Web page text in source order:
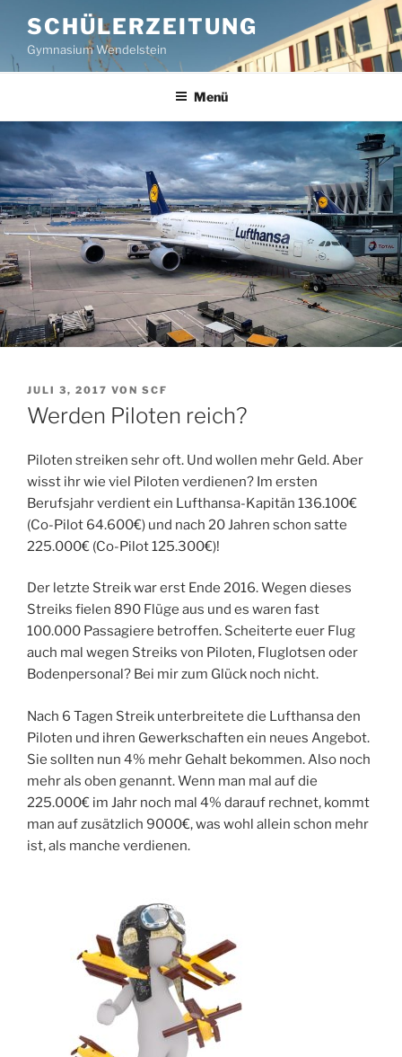
Inhalt
springen
SCHÜLERZEITUNG
Gymnasium Wendelstein
Menü
VERÖFFENTLICHT
AM
JULI 3, 2017 VON SCF
Werden Piloten reich?
Piloten streiken sehr oft. Und wollen mehr Geld. Aber
wisst ihr wie viel Piloten verdienen? Im ersten
Berufsjahr verdient ein Lufthansa-Kapitän 136.100€
(Co-Pilot 64.600€) und nach 20 Jahren schon satte
225.000€ (Co-Pilot 125.300€)!
Der letzte Streik war erst Ende 2016. Wegen dieses
Streiks fielen 890 Flüge aus und es waren fast
100.000 Passagiere betroffen. Scheiterte euer Flug
auch mal wegen Streiks von Piloten, Fluglotsen oder
Bodenpersonal? Bei mir zum Glück noch nicht.
Nach 6 Tagen Streik unterbreitete die Lufthansa den
Piloten und ihren Gewerkschaften ein neues Angebot.
Sie sollten nun 4% mehr Gehalt bekommen. Also noch
mehr als oben genannt. Wenn man mal auf die
225.000€ im Jahr noch mal 4% darauf rechnet, kommt
man auf zusätzlich 9000€, was wohl allein schon mehr
ist, als manche verdienen.